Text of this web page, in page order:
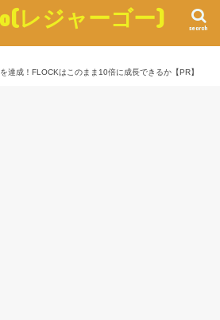
レジャーゴー) search
達成！FLOCKはこのまま10倍に成長できるか【PR】